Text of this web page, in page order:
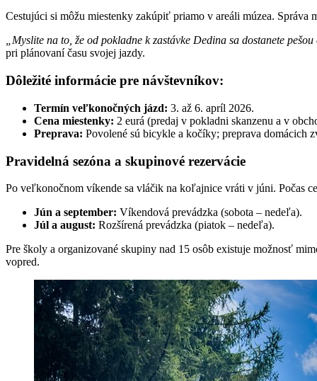
Cestujúci si môžu miestenky zakúpiť priamo v areáli múzea. Správa
„Myslite na to, že od pokladne k zastávke Dedina sa dostanete
pri plánovaní času svojej jazdy.
Dôležité informácie pre návštevníkov:
Termín veľkonočných jázd: 3. až 6. apríl 2026.
Cena miestenky: 2 eurá (predaj v pokladni skanzenu a v
Preprava: Povolené sú bicykle a kočíky; preprava domácich
Pravidelná sezóna a skupinové rezervácie
Po veľkonočnom víkende sa vláčik na koľajnice vráti v júni. Počas
Jún a september: Víkendová prevádzka (sobota – nedeľa).
Júl a august: Rozšírená prevádzka (piatok – nedeľa).
Pre školy a organizované skupiny nad 15 osôb existuje možnosť
vopred.